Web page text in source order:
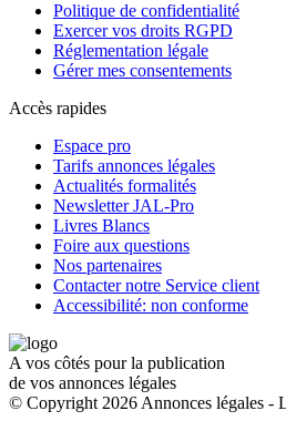
Politique de confidentialité
Exercer vos droits RGPD
Réglementation légale
Gérer mes consentements
Accès rapides
Espace pro
Tarifs annonces légales
Actualités formalités
Newsletter JAL-Pro
Livres Blancs
Foire aux questions
Nos partenaires
Contacter notre Service client
Accessibilité: non conforme
A vos côtés pour la publication
de vos annonces légales
© Copyright 2026 Annonces légales -